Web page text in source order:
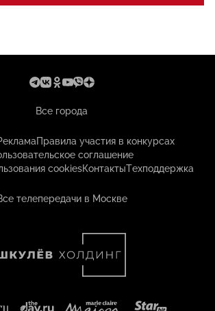
Все города
Правила участия в конкурсах
соглашение
cookiesКонтактыТехподдержка
телепередачи в Москве